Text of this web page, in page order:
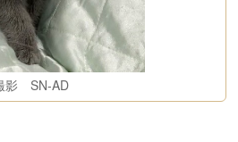
影 SN-AD